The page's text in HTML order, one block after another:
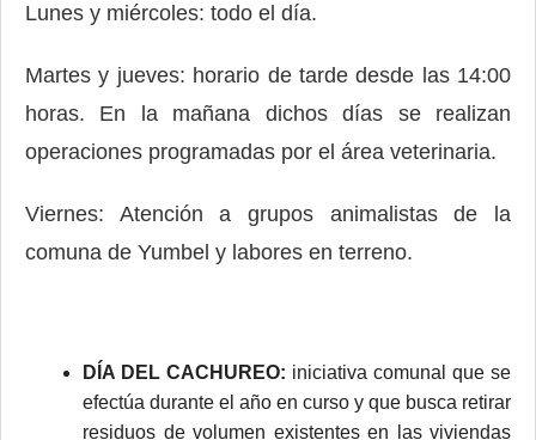
Lunes y miércoles: todo el día.
Martes y jueves: horario de tarde desde las 14:00
horas. En la mañana dichos días se realizan
operaciones programadas por el área veterinaria.
Viernes: Atención a grupos animalistas de la
comuna de Yumbel y labores en terreno.
DÍA DEL CACHUREO: iniciativa comunal que se
efectúa durante el año en curso y que busca retirar
residuos de volumen existentes en las viviendas